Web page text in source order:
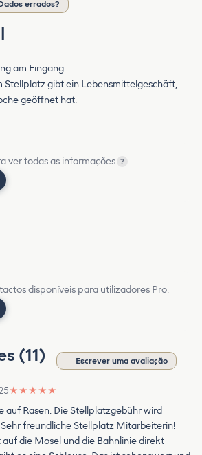
errados?
am Eingang.
Stellplatz gibt ein Lebensmittelgeschäft,
geöffnet hat.
ver todas as informações ?
disponíveis para utilizadores Pro.
(11) Escrever uma avaliação
★ ★ ★ ★ ★
auf Rasen. Die Stellplatzgebühr wird
freundliche Stellplatz Mitarbeiterin!
auf die Mosel und die Bahnlinie direkt